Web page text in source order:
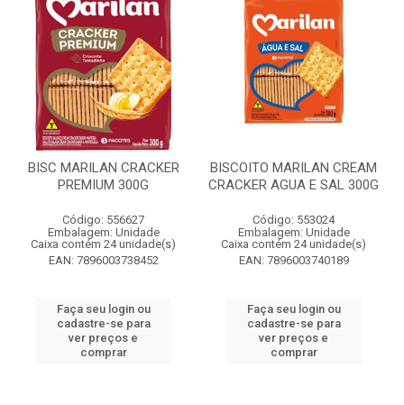
BISC MARILAN CRACKER
PREMIUM 300G
Código: 556627
Embalagem: Unidade
Caixa contém 24 unidade(s)
EAN: 7896003738452
Faça seu login ou
cadastre-se para
ver preços e
comprar
BISCOITO MARILAN CREAM
CRACKER AGUA E SAL 300G
Código: 553024
Embalagem: Unidade
Caixa contém 24 unidade(s)
EAN: 7896003740189
Faça seu login ou
cadastre-se para
ver preços e
comprar